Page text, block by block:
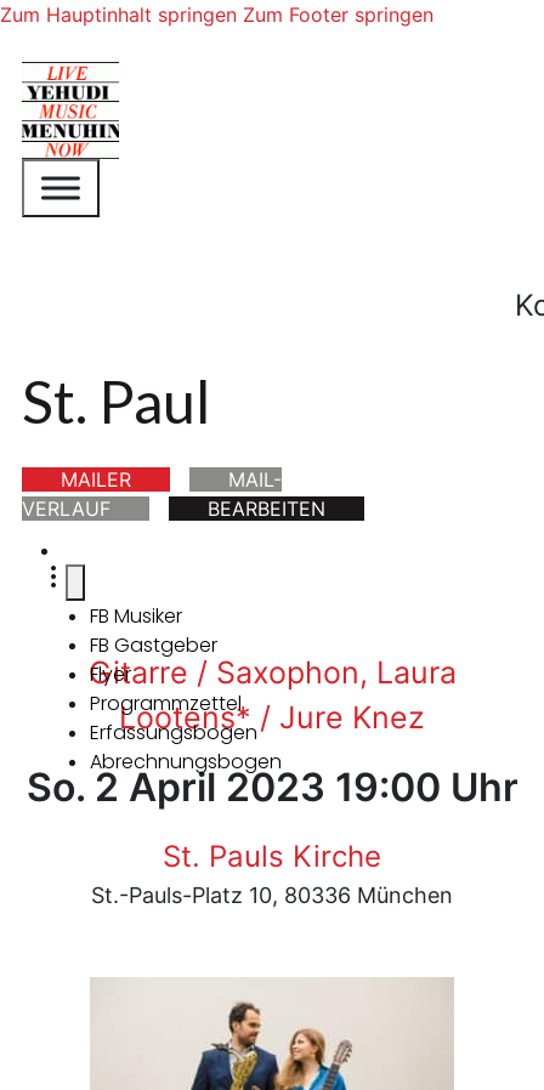
Zum Hauptinhalt springen Zum Footer springen
St. Paul
MAILER
MAIL-
VERLAUF
BEARBEITEN
FB Musiker
FB Gastgeber
Flyer
Programmzettel
Erfassungsbogen
Abrechnungsbogen
Gitarre / Saxophon, Laura
Lootens* / Jure Knez
So. 2 April 2023 19:00 Uhr
St. Pauls Kirche
St.-Pauls-Platz 10, 80336 München